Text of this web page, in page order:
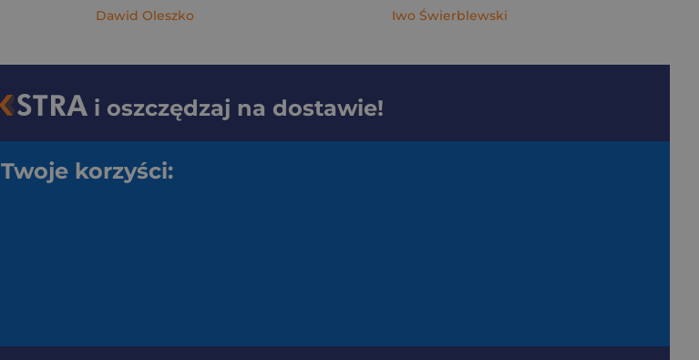
Dawid Oleszko
Iwo Świerblewski
i oszczędzaj na dostawie!
Twoje korzyści: